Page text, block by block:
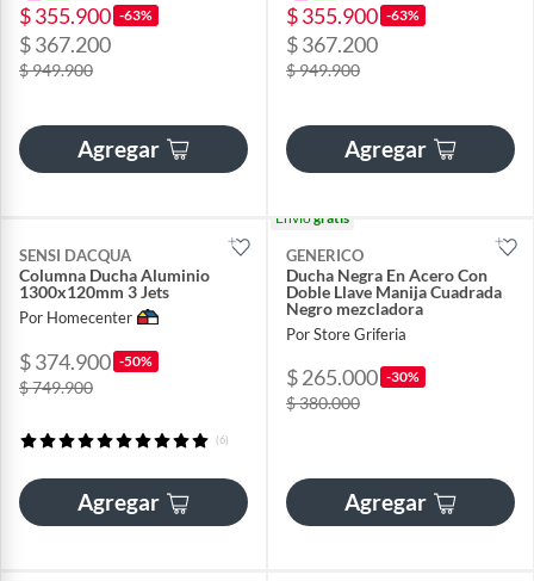
$ 355.900 -63%
$ 367.200
$ 949.900
Agregar
$ 355.900 -63%
$ 367.200
$ 949.900
Agregar
SENSI DACQUA
Columna Ducha Aluminio
1300x120mm 3 Jets
Por Homecenter
$ 374.900 -50%
$ 749.900
(6)
Agregar
Envíogratis
GENERICO
Ducha Negra En Acero Con
Doble Llave Manija Cuadrada
Negro mezcladora
Por Store Griferia
$ 265.000 -30%
$ 380.000
Agregar